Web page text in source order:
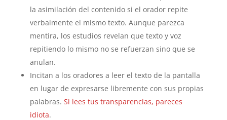
la asimilación del contenido si el orador repite
verbalmente el mismo texto. Aunque parezca
mentira, los estudios revelan que texto y voz
repitiendo lo mismo no se refuerzan sino que se
anulan.
Incitan a los oradores a leer el texto de la pantalla
en lugar de expresarse libremente con sus propias
palabras. Si lees tus transparencias, pareces
idiota.